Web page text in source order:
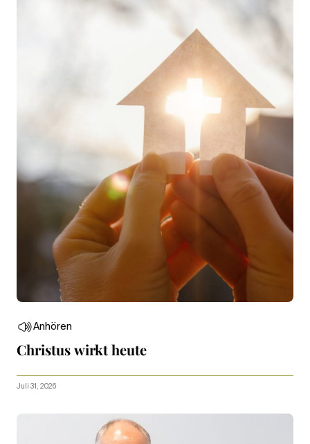
Anhören
Christus wirkt heute
Juli 31, 2026